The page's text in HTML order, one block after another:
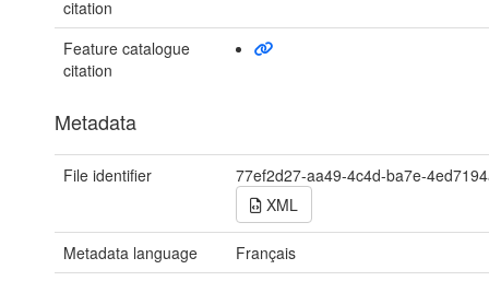
citation
Feature catalogue
citation
Metadata
File identifier
77ef2d27-aa49-4c4d-ba7e-
XML
Metadata language
Français